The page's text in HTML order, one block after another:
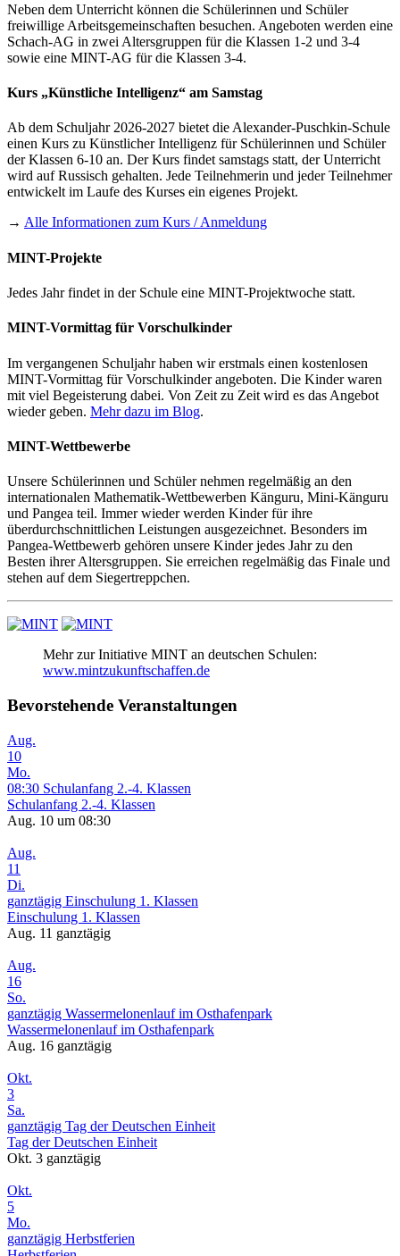
Neben dem Unterricht können die Schülerinnen und Schüler
freiwillige Arbeitsgemeinschaften besuchen. Angeboten werden eine
Schach-AG in zwei Altersgruppen für die Klassen 1-2 und 3-4
sowie eine MINT-AG für die Klassen 3-4.
Kurs „Künstliche Intelligenz“ am Samstag
Ab dem Schuljahr 2026-2027 bietet die Alexander-Puschkin-Schule
einen Kurs zu Künstlicher Intelligenz für Schülerinnen und Schüler
der Klassen 6-10 an. Der Kurs findet samstags statt, der Unterricht
wird auf Russisch gehalten. Jede Teilnehmerin und jeder Teilnehmer
entwickelt im Laufe des Kurses ein eigenes Projekt.
→ Alle Informationen zum Kurs / Anmeldung
MINT-Projekte
Jedes Jahr findet in der Schule eine MINT-Projektwoche statt.
MINT-Vormittag für Vorschulkinder
Im vergangenen Schuljahr haben wir erstmals einen kostenlosen
MINT-Vormittag für Vorschulkinder angeboten. Die Kinder waren
mit viel Begeisterung dabei. Von Zeit zu Zeit wird es das Angebot
wieder geben. Mehr dazu im Blog.
MINT-Wettbewerbe
Unsere Schülerinnen und Schüler nehmen regelmäßig an den
internationalen Mathematik-Wettbewerben Känguru, Mini-Känguru
und Pangea teil. Immer wieder werden Kinder für ihre
überdurchschnittlichen Leistungen ausgezeichnet. Besonders im
Pangea-Wettbewerb gehören unsere Kinder jedes Jahr zu den
Besten ihrer Altersgruppen. Sie erreichen regelmäßig das Finale und
stehen auf dem Siegertreppchen.
Mehr zur Initiative MINT an deutschen Schulen:
www.mintzukunftschaffen.de
Bevorstehende Veranstaltungen
Aug.
10
Mo.
08:30 Schulanfang 2.-4. Klassen
Schulanfang 2.-4. Klassen
Aug. 10 um 08:30
Aug.
11
Di.
ganztägig Einschulung 1. Klassen
Einschulung 1. Klassen
Aug. 11 ganztägig
Aug.
16
So.
ganztägig Wassermelonenlauf im Osthafenpark
Wassermelonenlauf im Osthafenpark
Aug. 16 ganztägig
Okt.
3
Sa.
ganztägig Tag der Deutschen Einheit
Tag der Deutschen Einheit
Okt. 3 ganztägig
Okt.
5
Mo.
ganztägig Herbstferien